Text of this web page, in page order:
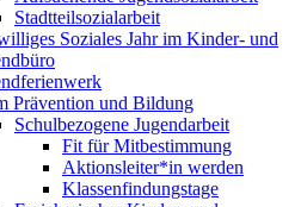
Stadtteilsozialarbeit
Soziales Jahr im Kinder- und
Prävention und Bildung
Schulbezogene Jugendarbeit
Fit für Mitbestimmung
Aktionsleiter*in werden
Klassenfindungstage